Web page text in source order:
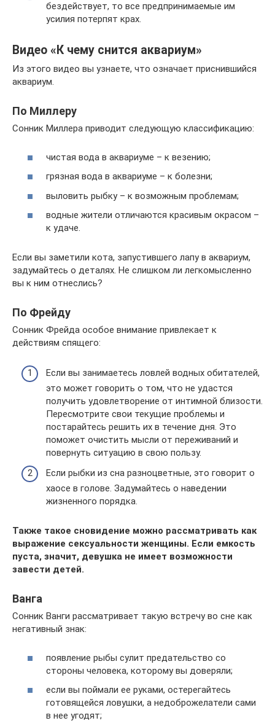
бездействует, то все предпринимаемые им
усилия потерпят крах.
Видео «К чему снится аквариум»
Из этого видео вы узнаете, что означает приснившийся
аквариум.
По Миллеру
Сонник Миллера приводит следующую классификацию:
чистая вода в аквариуме – к везению;
грязная вода в аквариуме – к болезни;
выловить рыбку – к возможным проблемам;
водные жители отличаются красивым окрасом –
к удаче.
Если вы заметили кота, запустившего лапу в аквариум,
задумайтесь о деталях. Не слишком ли легкомысленно
вы к ним отнеслись?
По Фрейду
Сонник Фрейда особое внимание привлекает к
действиям спящего:
Если вы занимаетесь ловлей водных обитателей,
это может говорить о том, что не удастся
получить удовлетворение от интимной близости.
Пересмотрите свои текущие проблемы и
постарайтесь решить их в течение дня. Это
поможет очистить мысли от переживаний и
повернуть ситуацию в свою пользу.
Если рыбки из сна разноцветные, это говорит о
хаосе в голове. Задумайтесь о наведении
жизненного порядка.
Также такое сновидение можно рассматривать как
выражение сексуальности женщины. Если емкость
пуста, значит, девушка не имеет возможности
завести детей.
Ванга
Сонник Ванги рассматривает такую встречу во сне как
негативный знак:
появление рыбы сулит предательство со
стороны человека, которому вы доверяли;
если вы поймали ее руками, остерегайтесь
готовящейся ловушки, а недоброжелатели сами
в нее угодят;